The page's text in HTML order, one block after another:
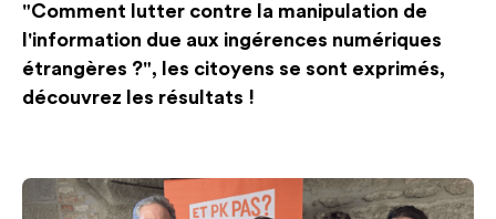
"Comment lutter contre la manipulation de
l'information due aux ingérences numériques
étrangères ?", les citoyens se sont exprimés,
découvrez les résultats !